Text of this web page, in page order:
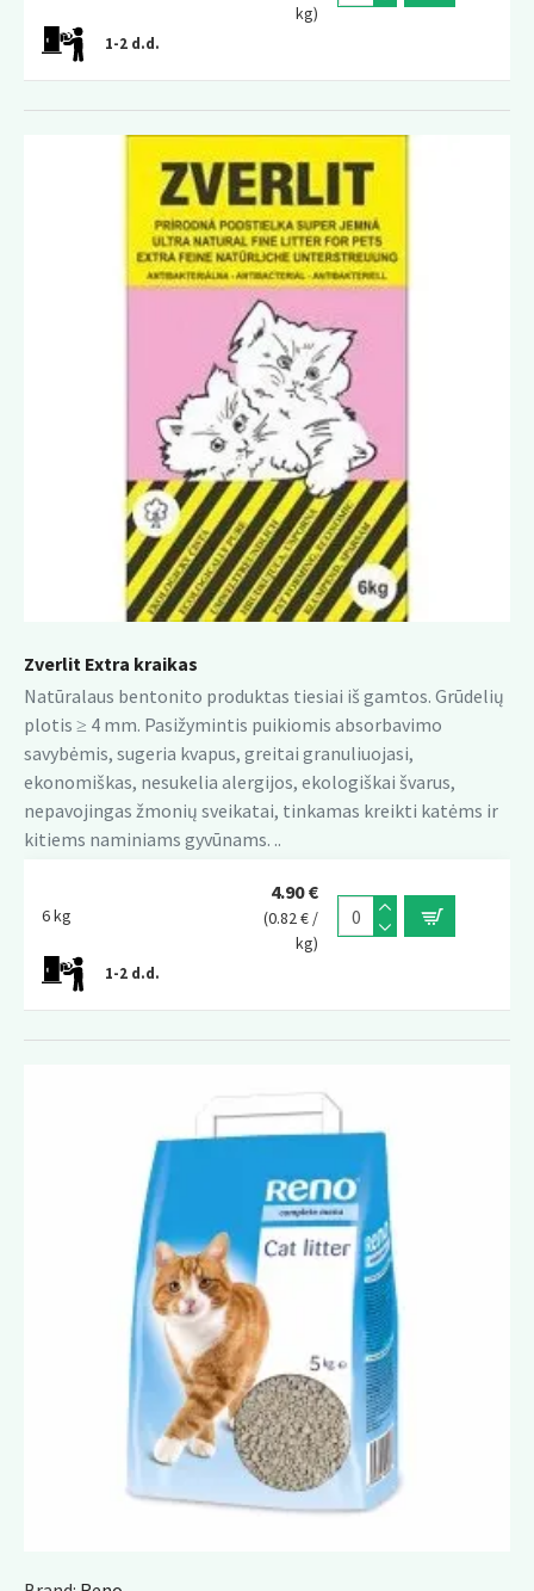
1-2 d.d.
kg)
Zverlit Extra kraikas
Natūralaus bentonito produktas tiesiai iš gamtos. Grūdelių
plotis ≥ 4 mm. Pasižymintis puikiomis absorbavimo
savybėmis, sugeria kvapus, greitai granuliuojasi,
ekonomiškas, nesukelia alergijos, ekologiškai švarus,
nepavojingas žmonių sveikatai, tinkamas kreikti katėms ir
kitiems naminiams gyvūnams. ..
6 kg
1-2 d.d.
4.90 €
(0.82 € /
kg)